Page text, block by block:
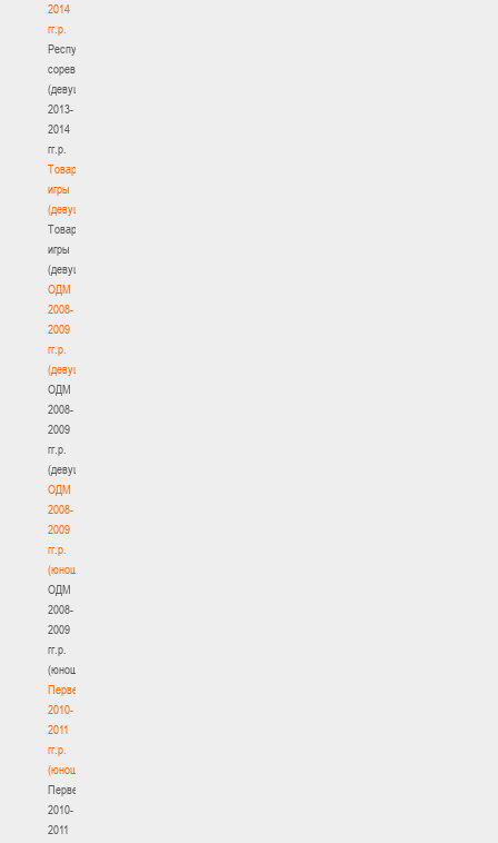
2014
гг.р.
Республиканские
соревнования
(девушки)
2013-
2014
гг.р.
Товарищеские
игры
(девушки)
Товарищеские
игры
(девушки)
ОДМ
2008-
2009
гг.р.
(девушки)
ОДМ
2008-
2009
гг.р.
(девушки)
ОДМ
2008-
2009
гг.р.
(юноши)
ОДМ
2008-
2009
гг.р.
(юноши)
Первенство
2010-
2011
гг.р.
(юноши)
Первенство
2010-
2011